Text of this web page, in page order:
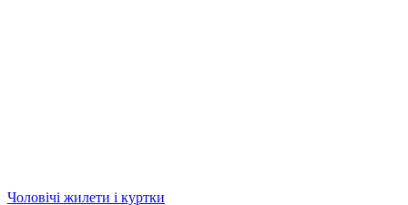
Чоловічі жилети і куртки